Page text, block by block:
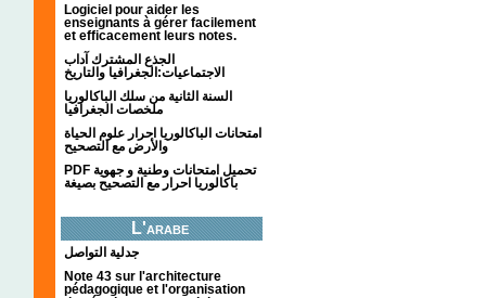
Logiciel pour aider les
enseignants à gérer facilement
et efficacement leurs notes.
الجذع المشترك آداب
الاجتماعيات:الجغرافيا والتاريخ
السنة الثانية من سلك الباكالوريا
ملخصات الجغرافيا
امتحانات الباكالوريا احرار علوم الحياة
والأرض مع التصحيح
PDF تحميل امتحانات وطنية و جهوية
باكالوريا احرار مع التصحيح بصيغة
L'arabe
جدلية التواصل
Note 43 sur l'architecture
pédagogique et l'organisation